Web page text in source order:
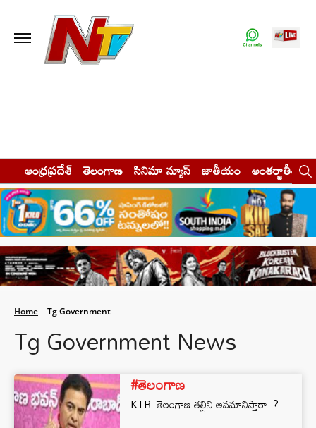
ఆంధ్రప్రదేశ్ తెలంగాణ సినిమా న్యూస్ జాతీయం అంతర్జాతీయం
Home Tg Government
Tg Government News
#తెలంగాణ
KTR: తెలంగాణ తల్లిని అవమానిస్తారా..?